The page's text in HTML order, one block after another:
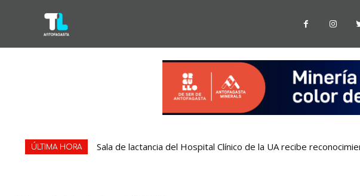
ÚLTIMA HORA Sala de lactancia del Hospital Clínico de la UA recibe